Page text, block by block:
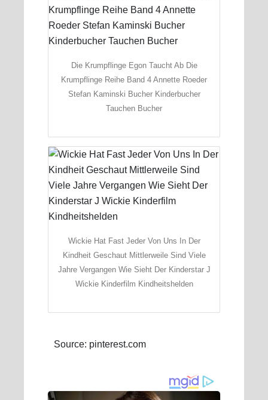
Die Krumpflinge Egon Taucht Ab Die
Krumpflinge Reihe Band 4 Annette Roeder
Stefan Kaminski Bucher Kinderbucher
Tauchen Bucher
Wickie Hat Fast Jeder Von Uns In Der
Kindheit Geschaut Mittlerweile Sind Viele
Jahre Vergangen Wie Sieht Der Kinderstar J
Wickie Kinderfilm Kindheitshelden
Source: pinterest.com